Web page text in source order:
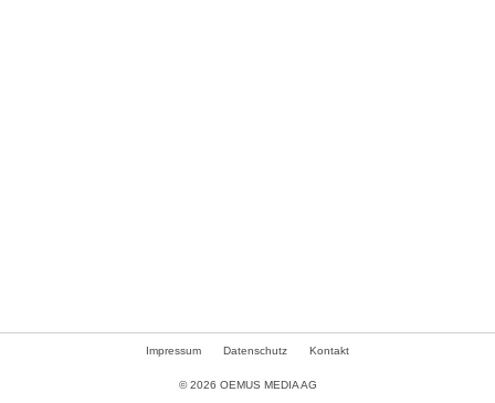
Impressum Datenschutz Kontakt
© 2026 OEMUS MEDIA AG